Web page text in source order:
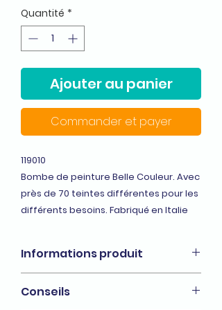
Quantité *
Ajouter au panier
Commander et payer
119010
Bombe de peinture Belle Couleur. Avec
près de 70 teintes différentes pour les
différents besoins. Fabriqué en Italie
Informations produit
finition.
Conseils